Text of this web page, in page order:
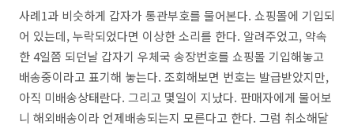
사례1과 비슷하게 갑자가 통관부호를 물어본다. 쇼핑몰에 기입되
어 있는데, 누락되었다면 이상한 소리를 한다. 알려주었고, 약속
한 4일쯤 되던날 갑자기 우체국 송장번호를 쇼핑몰 기입해놓고
배송중이라고 표기해 놓는다. 조회해보면 번호는 발급받았지만,
아직 미배송상태란다. 그리고 몇일이 지났다. 판매자에게 물어보
니 해외배송이라 언제배송되는지 모른다고 한다. 그럼 취소해달